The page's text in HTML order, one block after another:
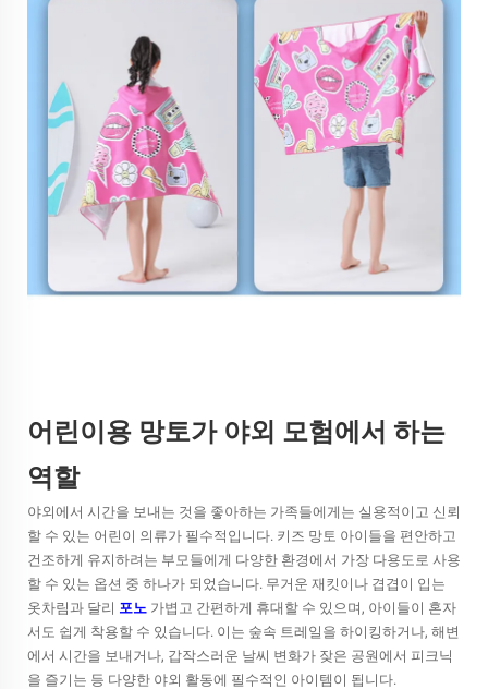
어린이용 망토가 야외 모험에서 하는
역할
야외에서 시간을 보내는 것을 좋아하는 가족들에게는 실용적이고 신뢰
할 수 있는 어린이 의류가 필수적입니다. 키즈 망토 아이들을 편안하고
건조하게 유지하려는 부모들에게 다양한 환경에서 가장 다용도로 사용
할 수 있는 옵션 중 하나가 되었습니다. 무거운 재킷이나 겹겹이 입는
옷차림과 달리 포노 가볍고 간편하게 휴대할 수 있으며, 아이들이 혼자
서도 쉽게 착용할 수 있습니다. 이는 숲속 트레일을 하이킹하거나, 해변
에서 시간을 보내거나, 갑작스러운 날씨 변화가 잦은 공원에서 피크닉
을 즐기는 등 다양한 야외 활동에 필수적인 아이템이 됩니다.